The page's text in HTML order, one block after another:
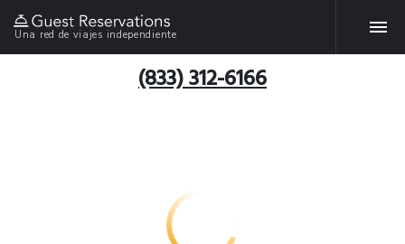
Una red de viajes independiente
(833) 312-6166